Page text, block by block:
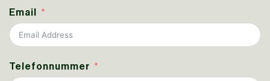
Email
Telefonnummer